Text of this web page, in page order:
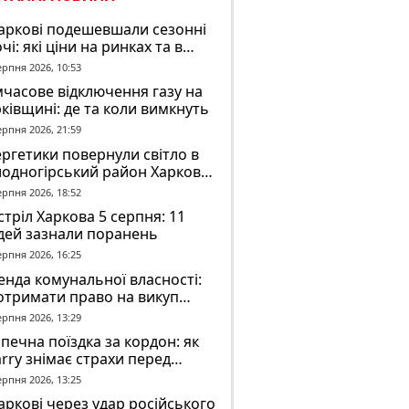
подешевшали сезонні
які ціни на ринках та в
2026, 10:53
відключення газу на
де та коли вимкнуть
2026, 21:59
повернули світло в
район Харкова
ворожого обстрілу
2026, 18:52
Харкова 5 серпня: 11
зазнали поранень
2026, 16:25
комунальної власності:
право на викуп
2026, 13:29
поїздка за кордон: як
знімає страхи перед
дорогою
2026, 13:25
через удар російського